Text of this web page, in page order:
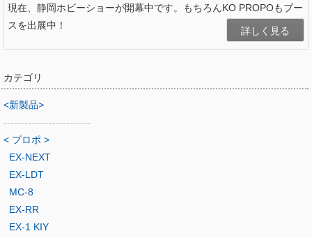
現在、静岡ホビーショーが開幕中です。もちろんKO PROPOもブー
スを出展中！
詳しく見る
カテゴリ
<新製品>
-------------------------
< プロポ >
EX-NEXT
EX-LDT
MC-8
EX-RR
EX-1 KIY